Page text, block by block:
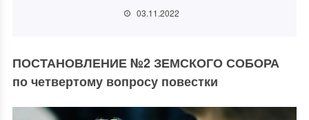
03.11.2022
ПОСТАНОВЛЕНИЕ №2 ЗЕМСКОГО СОБОРА
по четвертому вопросу повестки